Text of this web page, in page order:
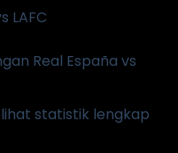
LAFC
Real España vs
statistik lengkap